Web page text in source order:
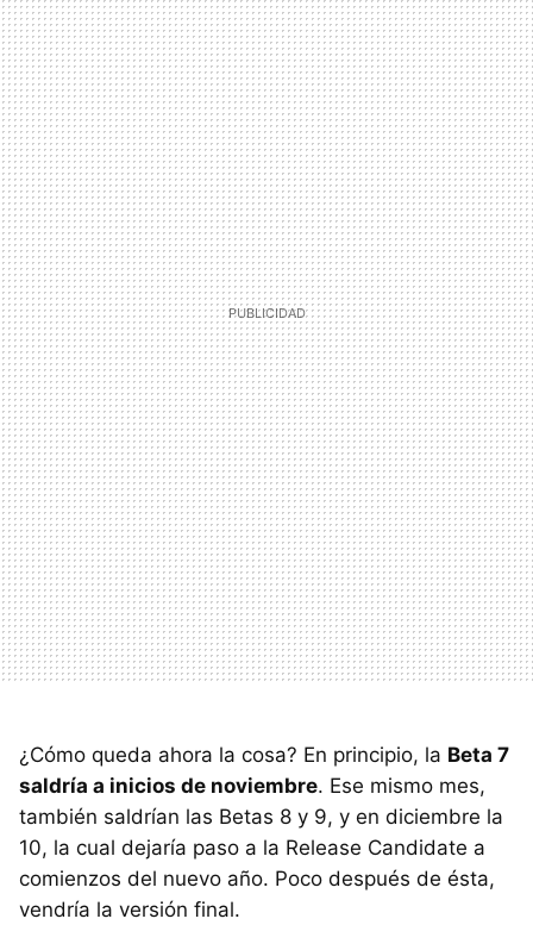
¿Cómo queda ahora la cosa? En principio, la Beta 7
saldría a inicios de noviembre. Ese mismo mes,
también saldrían las Betas 8 y 9, y en diciembre la
10, la cual dejaría paso a la Release Candidate a
comienzos del nuevo año. Poco después de ésta,
vendría la versión final.